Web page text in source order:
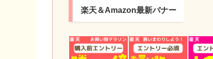
楽天＆Amazon最新バナー